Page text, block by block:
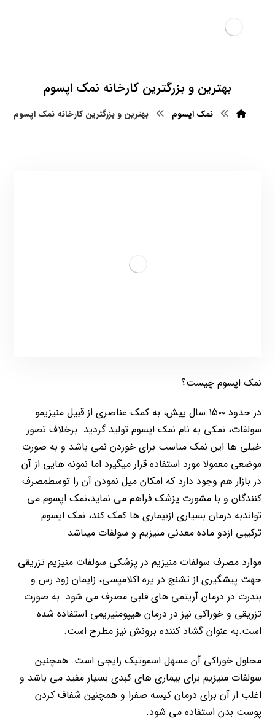
بهترین و بزرگترین کارخانه نمک اپسوم
نمک اپسوم بهترین و بزرگترین کارخانه نمک اپسوم
نمک اپسوم چیست؟
در حدود ۱۵۰۰ سال پیش، به کمک عناصری از قبیل منیزیمو
سولفات، نمکی به نام نمک اپسوم تولید گردید. برخلاف تصور
خیلی ها این نمک مناسب برای خوردن نمی باشد و به صورت
موضعی معمولا مورد استفاده قرار میگیرد اما نمونه هایی از آن
در بازار هم وجود دارد که امکان میل نمودن آن را توسطمصرف
کنندگان و با مشورت پزشک فراهم می نماید،نمک اپسوم می
تواندبه درمان بسیاری ازبیماری ها کمک کند، نمک اپسوم
ترکیبی ازدو ماده معدنی منیزیم و سولفات میباشد
موارد مصرف سولفات منیزیم در پزشکی سولفات منیزیم تزریقی
جهت پیشگیری از تشنج در پره اکلامپسی، زایمان زود رس و
بندرت در درمان آریتمی های قلبی مصرف می شود. به صورت
تزریقی و خوراکی نیز در درمان هیپومنیزیمی استفاده شده
است.به عنوان گشاد کننده برونش نیز مطرح است.
محلول خوراکی آن مسهل اسموتیک رایجی است. همچنین
سولفات منیزیم برای بیماری های کبدی بسیار مفید می باشد و
اغلب از آن برای درمان کیسه صفرا و همچنین شفاف کردن
پوست بدن استفاده می شود.